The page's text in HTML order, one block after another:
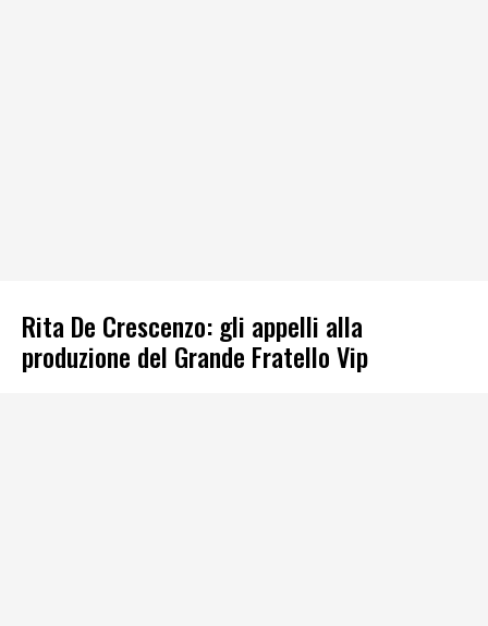
Rita De Crescenzo: gli appelli alla
produzione del Grande Fratello Vip